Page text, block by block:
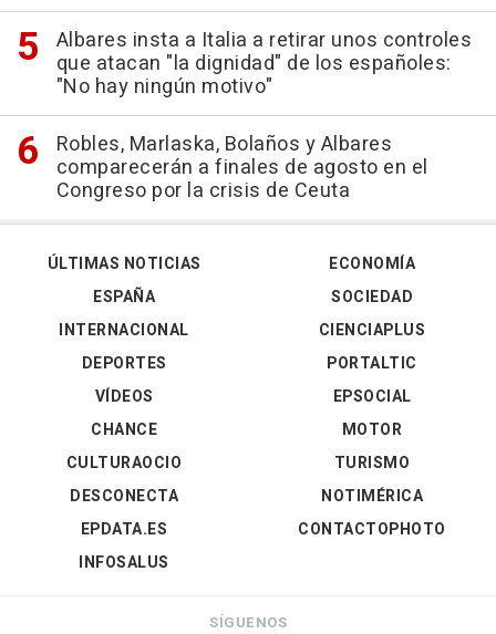
Albares insta a Italia a retirar unos controles
que atacan "la dignidad" de los españoles:
"No hay ningún motivo"
Robles, Marlaska, Bolaños y Albares
comparecerán a finales de agosto en el
Congreso por la crisis de Ceuta
ÚLTIMAS NOTICIAS
ESPAÑA
INTERNACIONAL
DEPORTES
VÍDEOS
ECONOMÍA
SOCIEDAD
CIENCIAPLUS
PORTALTIC
EPSOCIAL
CHANCE
CULTURAOCIO
DESCONECTA
EPDATA.ES
INFOSALUS
MOTOR
TURISMO
NOTIMÉRICA
CONTACTOPHOTO
SÍGUENOS